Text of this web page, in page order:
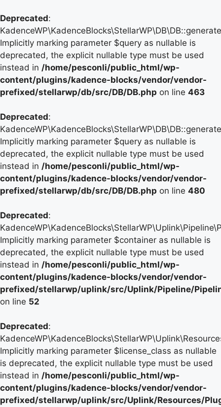
Deprecated:
Implicitly marking parameter $query as nullable is
deprecated, the explicit nullable type must be used
instead in /home/pesconli/public_html/wp-
content/plugins/kadence-blocks/vendor/vendor-
prefixed/stellarwp/db/src/DB/DB.php on line 463
Deprecated:
Implicitly marking parameter $query as nullable is
deprecated, the explicit nullable type must be used
instead in /home/pesconli/public_html/wp-
content/plugins/kadence-blocks/vendor/vendor-
prefixed/stellarwp/db/src/DB/DB.php on line 480
Deprecated:
Implicitly marking parameter $container as nullable is
deprecated, the explicit nullable type must be used
instead in /home/pesconli/public_html/wp-
content/plugins/kadence-blocks/vendor/vendor-
prefixed/stellarwp/uplink/src/Uplink/Pipeline/
on line 52
Deprecated:
Implicitly marking parameter $license_class as nullable
is deprecated, the explicit nullable type must be used
instead in /home/pesconli/public_html/wp-
content/plugins/kadence-blocks/vendor/vendor-
prefixed/stellarwp/uplink/src/Uplink/Resources/